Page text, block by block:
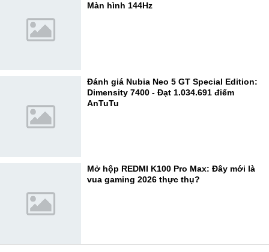
Màn hình 144Hz
Đánh giá Nubia Neo 5 GT Special Edition:
Dimensity 7400 - Đạt 1.034.691 điểm
AnTuTu
Mở hộp REDMI K100 Pro Max: Đây mới là
vua gaming 2026 thực thụ?